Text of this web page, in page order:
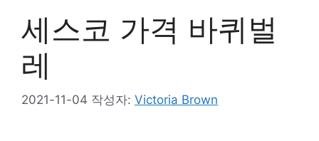
세스코 가격 바퀴벌
레
2021-11-04 작성자: Victoria Brown